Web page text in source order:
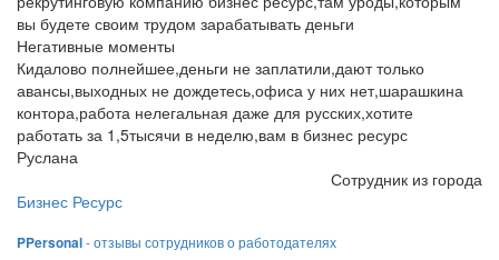
вы будете своим трудом зарабатывать деньги
Негативные моменты
Кидалово полнейшее,деньги не заплатили,дают только
авансы,выходных не дождетесь,офиса у них нет,шарашкина
контора,работа нелегальная даже для русских,хотите
работать за 1,5тысячи в неделю,вам в бизнес ресурс
Руслана
Сотрудник из города
Бизнес Ресурс
PPersonal- отзывы сотрудников о работодателях